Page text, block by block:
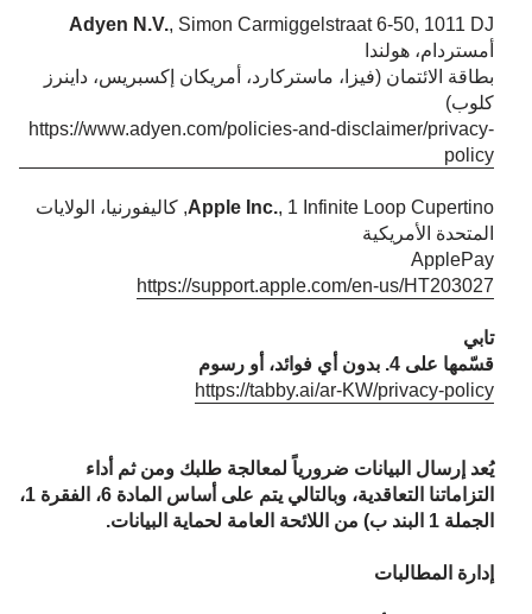
Adyen N.V., Simon Carmiggelstraat 6-50, 1011 DJ
أمستردام، هولندا
بطاقة الائتمان (فيزا، ماستركارد، أمريكان إكسبريس، داينرز
كلوب)
https://www.adyen.com/policies-and-disclaimer/privacy-
policy
Apple Inc., 1 Infinite Loop Cupertino, كاليفورنيا، الولايات
المتحدة الأمريكية
ApplePay
https://support.apple.com/en-us/HT203027
تابي
قسّمها على 4. بدون أي فوائد، أو رسوم
https://tabby.ai/ar-KW/privacy-policy
يُعد إرسال البيانات ضرورياً لمعالجة طلبك ومن ثم أداء
التزاماتنا التعاقدية، وبالتالي يتم على أساس المادة 6، الفقرة 1،
الجملة 1 البند ب) من اللائحة العامة لحماية البيانات.
إدارة المطالبات